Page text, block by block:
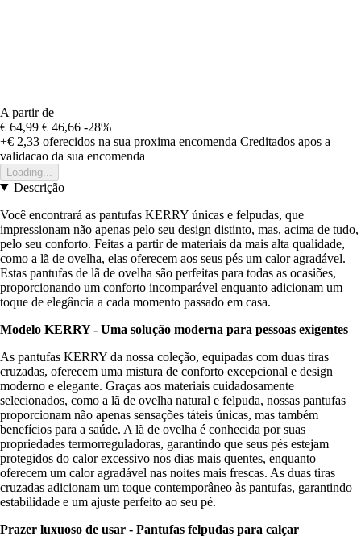
A partir de
€ 64,99 € 46,66 -28%
+€ 2,33 oferecidos na sua proxima encomenda Creditados apos a
validacao da sua encomenda
Loading...
Descrição
Você encontrará as pantufas KERRY únicas e felpudas, que
impressionam não apenas pelo seu design distinto, mas, acima de tudo,
pelo seu conforto. Feitas a partir de materiais da mais alta qualidade,
como a lã de ovelha, elas oferecem aos seus pés um calor agradável.
Estas pantufas de lã de ovelha são perfeitas para todas as ocasiões,
proporcionando um conforto incomparável enquanto adicionam um
toque de elegância a cada momento passado em casa.
Modelo KERRY - Uma solução moderna para pessoas exigentes
As pantufas KERRY da nossa coleção, equipadas com duas tiras
cruzadas, oferecem uma mistura de conforto excepcional e design
moderno e elegante. Graças aos materiais cuidadosamente
selecionados, como a lã de ovelha natural e felpuda, nossas pantufas
proporcionam não apenas sensações táteis únicas, mas também
benefícios para a saúde. A lã de ovelha é conhecida por suas
propriedades termorreguladoras, garantindo que seus pés estejam
protegidos do calor excessivo nos dias mais quentes, enquanto
oferecem um calor agradável nas noites mais frescas. As duas tiras
cruzadas adicionam um toque contemporâneo às pantufas, garantindo
estabilidade e um ajuste perfeito ao seu pé.
Prazer luxuoso de usar - Pantufas felpudas para calçar